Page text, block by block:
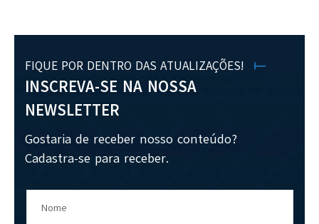
FIQUE POR DENTRO DAS ATUALIZAÇÕES!
INSCREVA-SE NA NOSSA
NEWSLETTER
Gostaria de receber nosso conteúdo?
Cadastra-se para receber.
Nome